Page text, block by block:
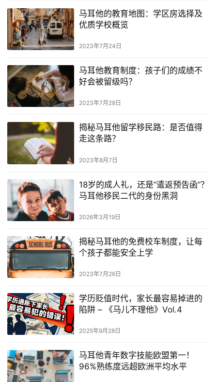
马耳他的教育地图：学区房选择及
优质学校概览
2023年7月24日
马耳他教育制度：孩子们的成绩不
好会被留级吗？
2023年7月28日
揭秘马耳他留学移民路：是否值得
走这条路？
2023年8月7日
18岁的成人礼，还是“遣返预告函”？
马耳他移民二代的身份黑洞
2026年3月19日
揭秘马耳他的免费校车制度，让每
个孩子都能安全上学
2023年7月26日
学历贬值时代，家长最容易掉进的
陷阱 – 《马儿不理他》Vol.4
2025年9月28日
马耳他青年数字技能欧盟第一！
96%熟练度远超欧洲平均水平